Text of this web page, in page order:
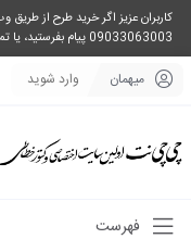
کاربران عزیز اگر خرید طرح از طریق
09033063003 پیام بفرستید، یا تماس بگیرید و طرح مورد نظر خود را دریافت نمایید.
میهمان وارد شوید
فهرست